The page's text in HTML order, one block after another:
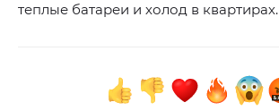
теплые батареи и холод в квартирах.